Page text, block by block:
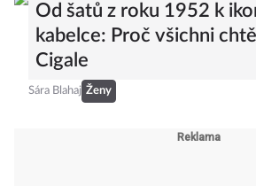
Od šatů z roku 1952 k
kabelce: Proč všichni
Cigale
Sára Blahaj Ženy